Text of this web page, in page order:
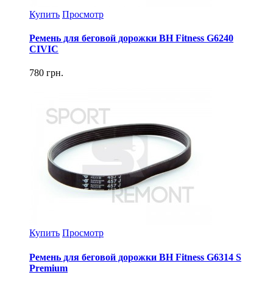
Купить Просмотр
Ремень для беговой дорожки BH Fitness G6240
CIVIC
780 грн.
Купить Просмотр
Ремень для беговой дорожки BH Fitness G6314 S
Premium